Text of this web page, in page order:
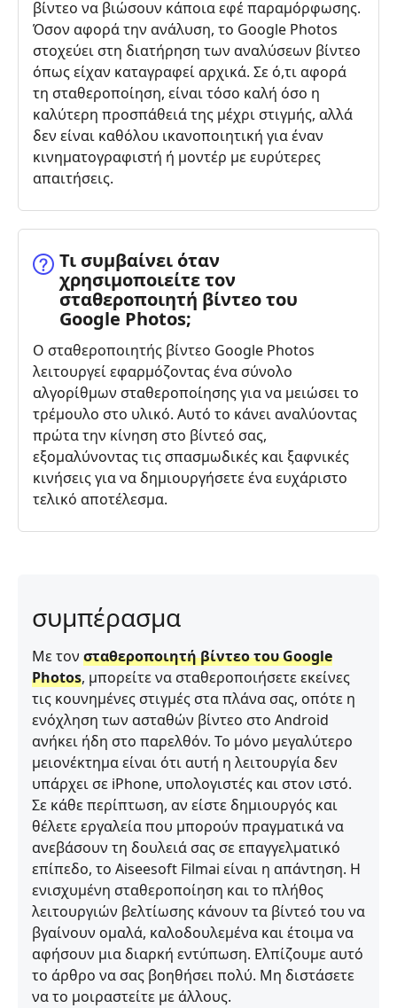
βίντεο να βιώσουν κάποια εφέ παραμόρφωσης.
Όσον αφορά την ανάλυση, το Google Photos
στοχεύει στη διατήρηση των αναλύσεων βίντεο
όπως είχαν καταγραφεί αρχικά. Σε ό,τι αφορά
τη σταθεροποίηση, είναι τόσο καλή όσο η
καλύτερη προσπάθειά της μέχρι στιγμής, αλλά
δεν είναι καθόλου ικανοποιητική για έναν
κινηματογραφιστή ή μοντέρ με ευρύτερες
απαιτήσεις.
Τι συμβαίνει όταν
χρησιμοποιείτε τον
σταθεροποιητή βίντεο του
Google Photos;
Ο σταθεροποιητής βίντεο Google Photos
λειτουργεί εφαρμόζοντας ένα σύνολο
αλγορίθμων σταθεροποίησης για να μειώσει το
τρέμουλο στο υλικό. Αυτό το κάνει αναλύοντας
πρώτα την κίνηση στο βίντεό σας,
εξομαλύνοντας τις σπασμωδικές και ξαφνικές
κινήσεις για να δημιουργήσετε ένα ευχάριστο
τελικό αποτέλεσμα.
συμπέρασμα
Με τον σταθεροποιητή βίντεο του Google
Photos, μπορείτε να σταθεροποιήσετε εκείνες
τις κουνημένες στιγμές στα πλάνα σας, οπότε η
ενόχληση των ασταθών βίντεο στο Android
ανήκει ήδη στο παρελθόν. Το μόνο μεγαλύτερο
μειονέκτημα είναι ότι αυτή η λειτουργία δεν
υπάρχει σε iPhone, υπολογιστές και στον ιστό.
Σε κάθε περίπτωση, αν είστε δημιουργός και
θέλετε εργαλεία που μπορούν πραγματικά να
ανεβάσουν τη δουλειά σας σε επαγγελματικό
επίπεδο, το Aiseesoft Filmai είναι η απάντηση. Η
ενισχυμένη σταθεροποίηση και το πλήθος
λειτουργιών βελτίωσης κάνουν τα βίντεό του να
βγαίνουν ομαλά, καλοδουλεμένα και έτοιμα να
αφήσουν μια διαρκή εντύπωση. Ελπίζουμε αυτό
το άρθρο να σας βοηθήσει πολύ. Μη διστάσετε
να το μοιραστείτε με άλλους.